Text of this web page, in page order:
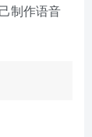
制作语音